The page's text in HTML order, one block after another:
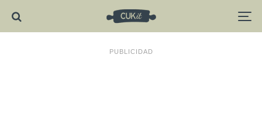
PUBLICIDAD